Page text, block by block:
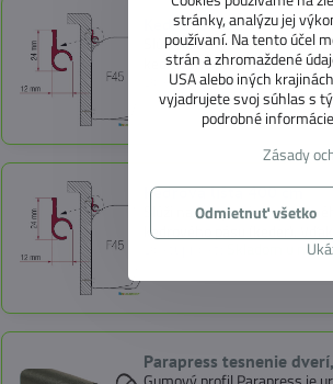
Kedrová lišta 300 cm
Slúži na uchytenie
kedrového pásu (keder).
Dostupnosť:Skladom u nás,
Kedrová lišta 400 cm
Slúži na uchytenie
kedrového pásu (keder).
Skladom u nás,
Parapress tesnenie
stránky, analýzu jej
používaní. Na tento účel
strán a zhromaždené
USA alebo iných
vyjadrujete svoj súhlas s
podrobné
Zásady
Odmietnuť všetko